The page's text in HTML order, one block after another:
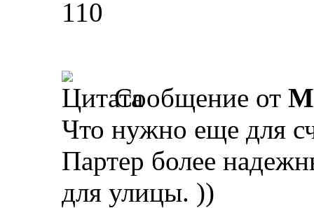
110
Сообщение от
Что нужно еще для
Партер более
для улицы. ))